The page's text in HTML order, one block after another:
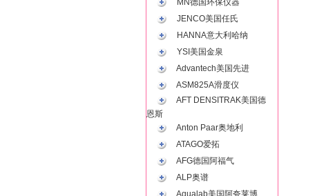
MN德国环保仪器
JENCO美国任氏
HANNA意大利哈纳
YSI美国金泉
Advantech美国先进
ASM825A滑度仪
AFT DENSITRAK美国德
恩斯
Anton Paar奥地利
ATAGO爱拓
AFG德国阿福气
ALP奥谱
Aqualab美国阿夸莱博